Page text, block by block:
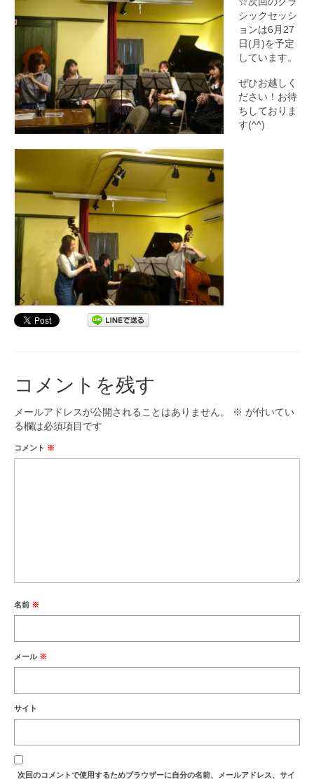
シックセッシ
ョンは6月27
日(月)を予定
しています。
ぜひお越しく
ださい！お待
ちしておりま
す(^^)
コメントを残す
メールアドレスが公開されることはありません。 ※ が付いてい
る欄は必須項目です
コメント ※
名前 ※
メール ※
サイト
次回のコメントで使用するためブラウザーに自分の名前、メールアドレス、サイ